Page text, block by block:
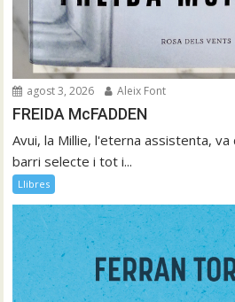
agost 3, 2026 Aleix Font
FREIDA McFADDEN
Avui, la Millie, l'eterna assistenta,
barri selecte i tot i...
Llibres